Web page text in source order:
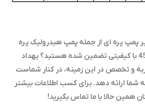
پمپ پره ای از جمله پمپ هیدرولیک پره
ای دوبل ایرانی 4525V با کیفیتی تضمین شده هستید؟ بهداد
و تخصص در این زمینه، در کنار شماست
شما ارائه دهد. برای کسب اطلاعات بیشتر
همین حالا با ما تماس بگیرید!